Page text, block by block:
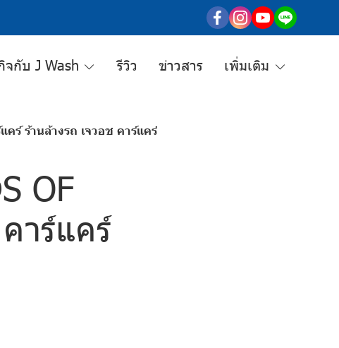
จกับ J Wash รีวิว ข่าวสาร เพิ่มเติม
คร์ ร้านล้างรถ เจวอช คาร์แคร์
OF
าร์แคร์